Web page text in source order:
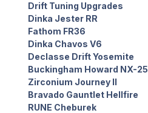
Drift Tuning Upgrades
Dinka Jester RR
Fathom FR36
Dinka Chavos V6
Declasse Drift Yosemite
Buckingham Howard NX-25
Zirconium Journey II
Bravado Gauntlet Hellfire
RUNE Cheburek